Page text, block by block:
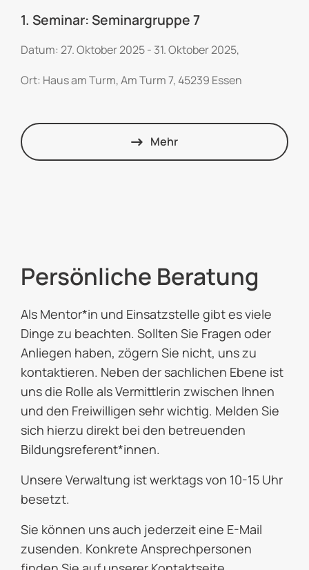
1. Seminar: Seminargruppe 7
Datum: 27. Oktober 2025 - 31. Oktober 2025,
Ort: Haus am Turm, Am Turm 7, 45239 Essen
Mehr
Persönliche Beratung
Als Mentor*in und Einsatzstelle gibt es viele
Dinge zu beachten. Sollten Sie Fragen oder
Anliegen haben, zögern Sie nicht, uns zu
kontaktieren. Neben der sachlichen Ebene ist
uns die Rolle als Vermittlerin zwischen Ihnen
und den Freiwilligen sehr wichtig. Melden Sie
sich hierzu direkt bei den betreuenden
Bildungsreferent*innen.
Unsere Verwaltung ist werktags von 10-15 Uhr
besetzt.
Sie können uns auch jederzeit eine E-Mail
zusenden. Konkrete Ansprechpersonen